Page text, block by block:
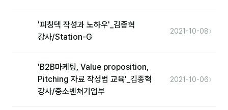
'피칭덱 작성과 노하우'_김종혁
강사/Station-G
2021-10-08›
'B2B마케팅, Value proposition,
Pitching 자료 작성법 교육'_김종혁
강사/중소벤쳐기업부
2021-10-06›